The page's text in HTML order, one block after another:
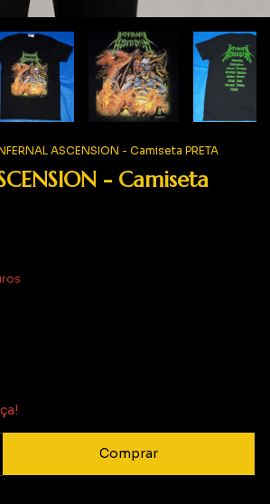
ASCENSION - Camiseta PRETA
- Camiseta